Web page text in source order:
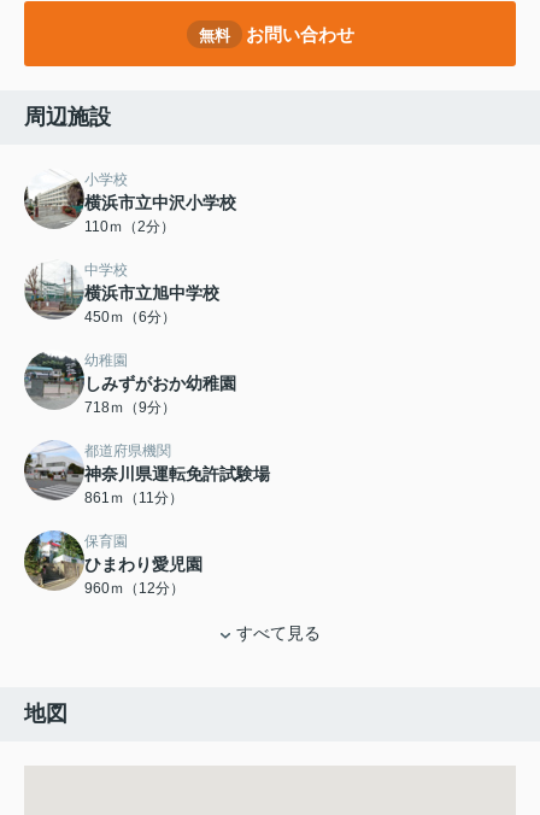
無料 お問い合わせ
周辺施設
小学校
横浜市立中沢小学校
110ｍ（2分）
中学校
横浜市立旭中学校
450ｍ（6分）
幼稚園
しみずがおか幼稚園
718ｍ（9分）
都道府県機関
神奈川県運転免許試験場
861ｍ（11分）
保育園
ひまわり愛児園
960ｍ（12分）
すべて見る
地図